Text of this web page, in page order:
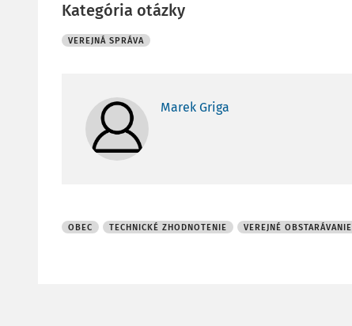
Kategória otázky
VEREJNÁ SPRÁVA
Marek Griga
OBEC TECHNICKÉ ZHODNOTENIE VEREJNÉ OBSTARÁVANIE